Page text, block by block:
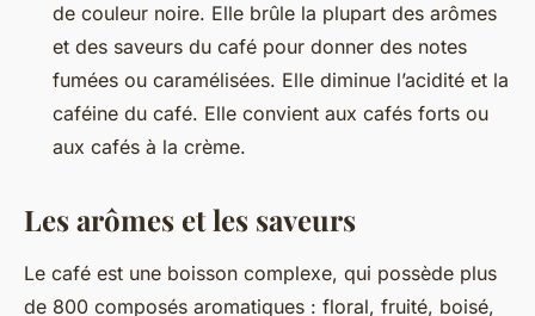
de couleur noire. Elle brûle la plupart des arômes
et des saveurs du café pour donner des notes
fumées ou caramélisées. Elle diminue l’acidité et la
caféine du café. Elle convient aux cafés forts ou
aux cafés à la crème.
Les arômes et les saveurs
Le café est une boisson complexe, qui possède plus
de 800 composés aromatiques : floral, fruité, boisé,